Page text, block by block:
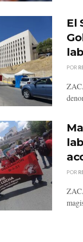
El
POR
POR